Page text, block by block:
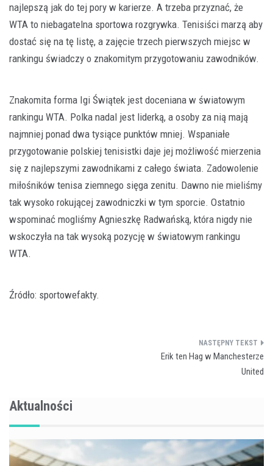
najlepszą jak do tej pory w karierze. A trzeba przyznać, że
WTA to niebagatelna sportowa rozgrywka. Tenisiści marzą aby
dostać się na tę listę, a zajęcie trzech pierwszych miejsc w
rankingu świadczy o znakomitym przygotowaniu zawodników.
Znakomita forma Igi Świątek jest doceniana w światowym
rankingu WTA. Polka nadal jest liderką, a osoby za nią mają
najmniej ponad dwa tysiące punktów mniej. Wspaniałe
przygotowanie polskiej tenisistki daje jej możliwość mierzenia
się z najlepszymi zawodnikami z całego świata. Zadowolenie
miłośników tenisa ziemnego sięga zenitu. Dawno nie mieliśmy
tak wysoko rokującej zawodniczki w tym sporcie. Ostatnio
wspominać mogliśmy Agnieszkę Radwańską, która nigdy nie
wskoczyła na tak wysoką pozycję w światowym rankingu
WTA.
Źródło: sportowefakty.
Erik ten Hag w Manchesterze
United
Aktualności